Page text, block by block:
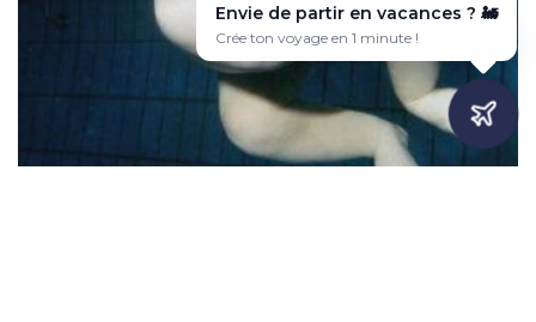
Envie de partir en vacances ? ✈️
Voyage sur-mesure en quelques clics 🎯